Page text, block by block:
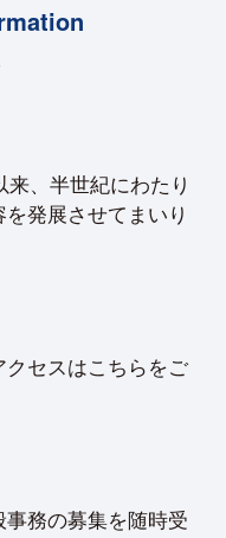
、半世紀にわたり
発展させてまいり
セスはこちらをご
務の募集を随時受